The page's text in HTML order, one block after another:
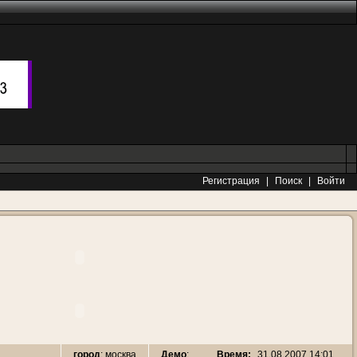
Регистрация Поиск
Войти
город: москва Демо: Время: 31.08.2007 14:01